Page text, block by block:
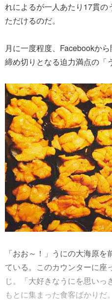
れによるが一人あたり17貫
ただけるのだ。
月に一度程度、Facebookか
締め切りとなる迫力満点の「
「おお～！」うにの大海原
ている。このカウンターに座
じ。「大好きなうにを思い
もとに集まった食客ばかりだ。